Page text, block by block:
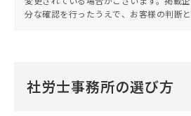
分な確認を行ったうえで、お客様の判断
社労士事務所の選び方